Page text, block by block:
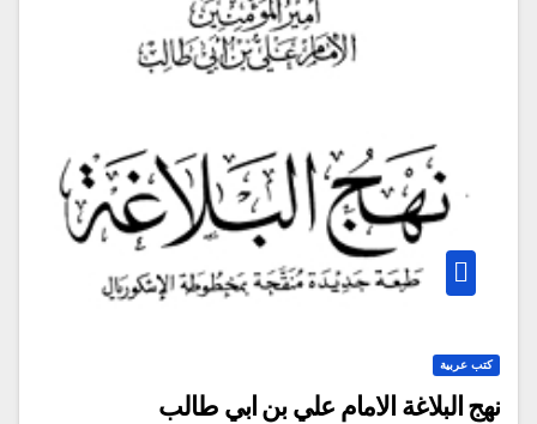
كتب عربية
نهج البلاغة الامام علي بن ابي طالب